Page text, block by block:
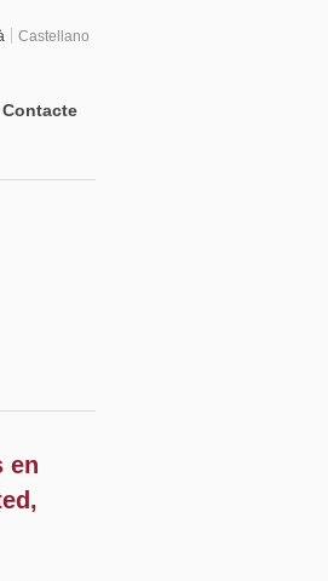
Castellano
Contacte
en